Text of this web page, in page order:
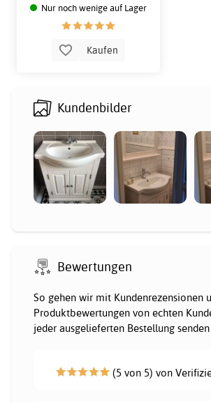
Nur noch wenige auf Lager
Kaufen
Kundenbilder
Bewertungen
So gehen wir mit Kundenrezensionen
Produktbewertungen von echten
jeder ausgelieferten Bestellung
(5 von 5) von